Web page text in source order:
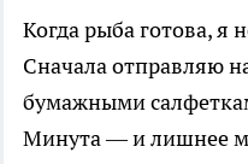
Когда рыба готова, я
Сначала отправляю
бумажными
Минута — и лишнее